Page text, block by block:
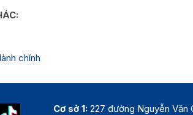
chính
Cơ sở 1: 227 đường Nguyễn Văn